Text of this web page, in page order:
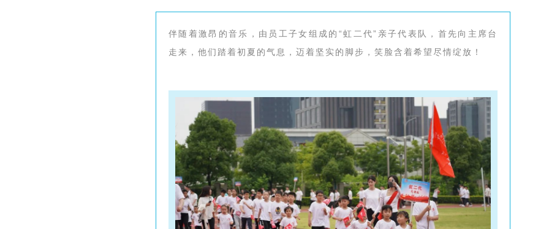
伴随着激昂的音乐，由员工子女组成的“虹二代”亲子代表队，首先向主席台
走来，他们踏着初夏的气息，迈着坚实的脚步，笑脸含着希望尽情绽放！